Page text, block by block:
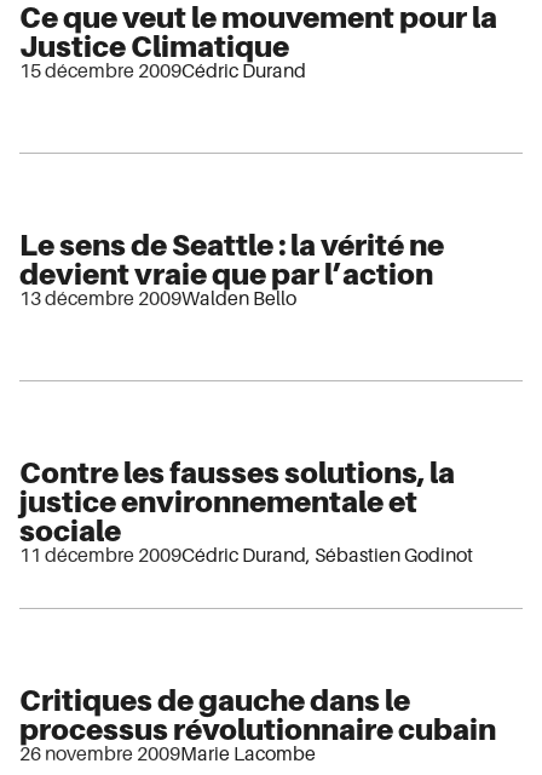
Ce que veut le mouvement pour la
Justice Climatique
15 décembre 2009Cédric Durand
Le sens de Seattle : la vérité ne
devient vraie que par l’action
13 décembre 2009Walden Bello
Contre les fausses solutions, la
justice environnementale et
sociale
11 décembre 2009Cédric Durand, Sébastien Godinot
Critiques de gauche dans le
processus révolutionnaire cubain
26 novembre 2009Marie Lacombe